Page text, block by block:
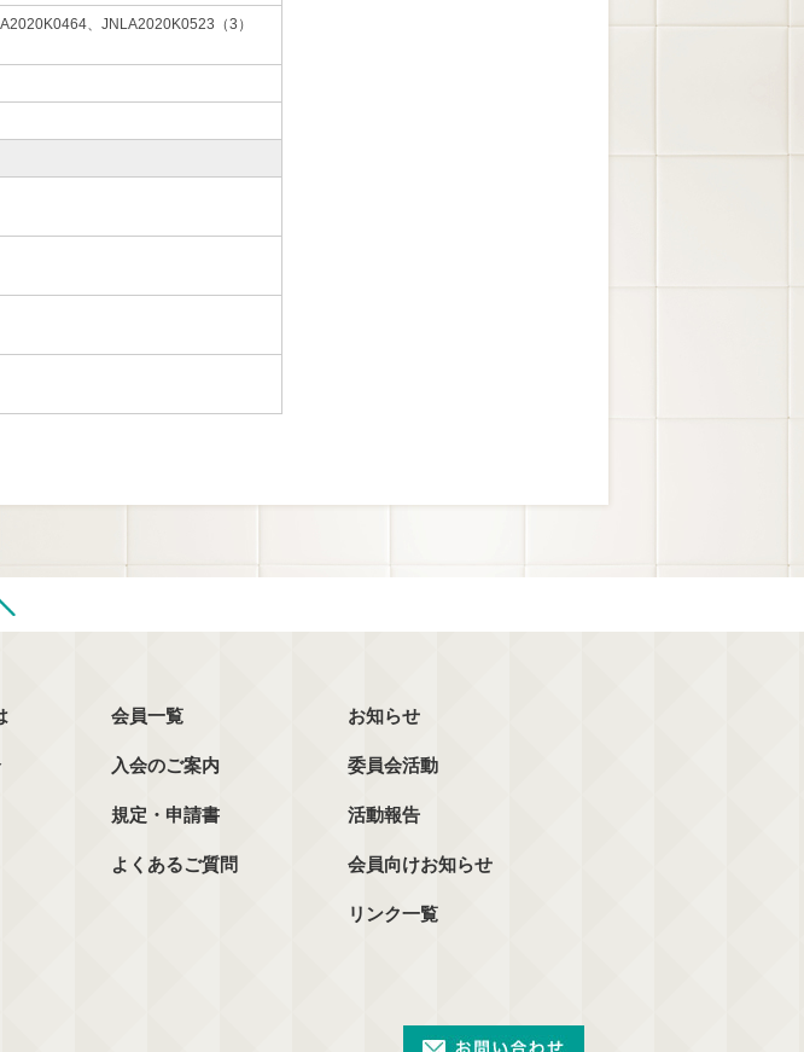
、JNLA2020K0523（3）
会員一覧
入会のご案内
規定・申請書
よくあるご質問
お知らせ
委員会活動
活動報告
会員向けお知らせ
リンク一覧